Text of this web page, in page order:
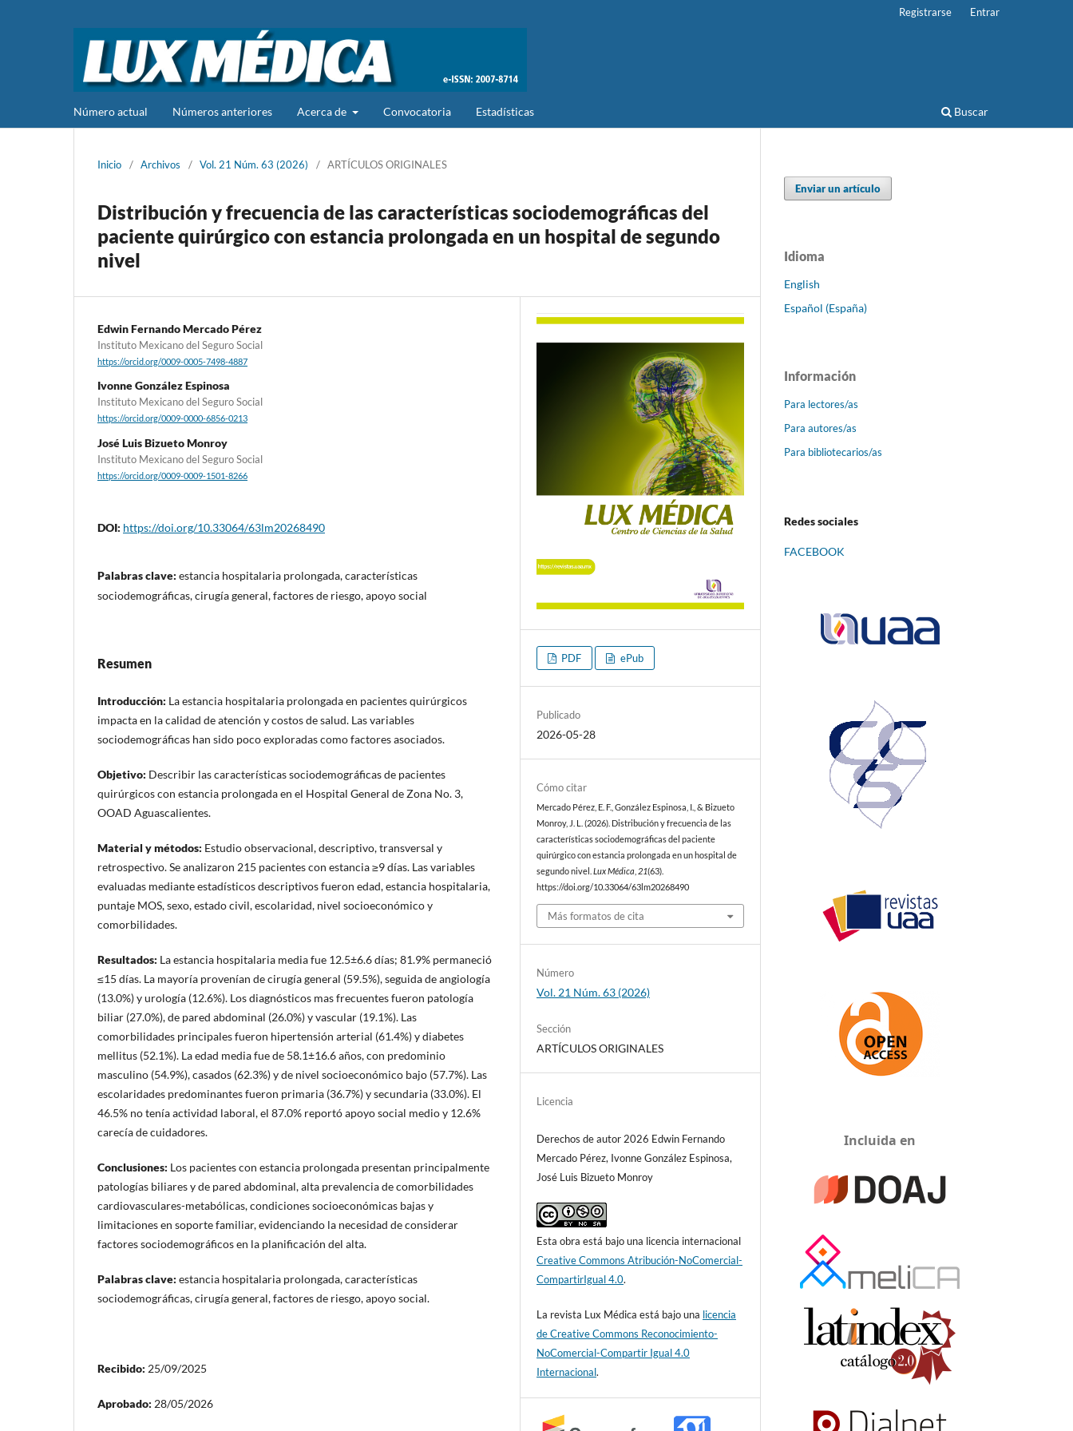
Número actual Números anteriores Acerca de Convocatoria Estadísticas Buscar
Registrarse Entrar
Inicio / Archivos / Vol. 21 Núm. 63 (2026) / ARTÍCULOS ORIGINALES
Distribución y frecuencia de las características sociodemográficas del
paciente quirúrgico con estancia prolongada en un hospital de segundo
nivel
Edwin Fernando Mercado Pérez
Instituto Mexicano del Seguro Social
https://orcid.org/0009-0005-7498-4887
Ivonne González Espinosa
Instituto Mexicano del Seguro Social
https://orcid.org/0009-0000-6856-0213
José Luis Bizueto Monroy
Instituto Mexicano del Seguro Social
https://orcid.org/0009-0009-1501-8266
DOI: https://doi.org/10.33064/63lm20268490
Palabras clave: estancia hospitalaria prolongada, características
sociodemográficas, cirugía general, factores de riesgo, apoyo social
Resumen
Introducción: La estancia hospitalaria prolongada en pacientes quirúrgicos
impacta en la calidad de atención y costos de salud. Las variables
sociodemográficas han sido poco exploradas como factores asociados.
Objetivo: Describir las características sociodemográficas de pacientes
quirúrgicos con estancia prolongada en el Hospital General de Zona No. 3,
OOAD Aguascalientes.
Material y métodos: Estudio observacional, descriptivo, transversal y
retrospectivo. Se analizaron 215 pacientes con estancia ≥9 días. Las variables
evaluadas mediante estadísticos descriptivos fueron edad, estancia hospitalaria,
puntaje MOS, sexo, estado civil, escolaridad, nivel socioeconómico y
comorbilidades.
Resultados: La estancia hospitalaria media fue 12.5±6.6 días; 81.9% permaneció
≤15 días. La mayoría provenían de cirugía general (59.5%), seguida de angiología
(13.0%) y urología (12.6%). Los diagnósticos mas frecuentes fueron patología
biliar (27.0%), de pared abdominal (26.0%) y vascular (19.1%). Las
comorbilidades principales fueron hipertensión arterial (61.4%) y diabetes
mellitus (52.1%). La edad media fue de 58.1±16.6 años, con predominio
masculino (54.9%), casados (62.3%) y de nivel socioeconómico bajo (57.7%). Las
escolaridades predominantes fueron primaria (36.7%) y secundaria (33.0%). El
46.5% no tenía actividad laboral, el 87.0% reportó apoyo social medio y 12.6%
carecía de cuidadores.
Conclusiones: Los pacientes con estancia prolongada presentan principalmente
patologías biliares y de pared abdominal, alta prevalencia de comorbilidades
cardiovasculares-metabólicas, condiciones socioeconómicas bajas y
limitaciones en soporte familiar, evidenciando la necesidad de considerar
factores sociodemográficos en la planificación del alta.
Palabras clave: estancia hospitalaria prolongada, características
sociodemográficas, cirugía general, factores de riesgo, apoyo social.
Recibido: 25/09/2025
Aprobado: 28/05/2026
PDF ePub
Publicado
2026-05-28
Cómo citar
Mercado Pérez, E. F., González Espinosa, I., & Bizueto
Monroy, J. L. (2026). Distribución y frecuencia de las
características sociodemográficas del paciente
quirúrgico con estancia prolongada en un hospital de
segundo nivel.Lux Médica 21(63).
https://doi.org/10.33064/63lm20268490
Más formatos de cita
Número
Vol. 21 Núm. 63 (2026)
Sección
ARTÍCULOS ORIGINALES
Licencia
Derechos de autor 2026 Edwin Fernando
Mercado Pérez, Ivonne González Espinosa,
José Luis Bizueto Monroy
Esta obra está bajo una licencia internacional
Creative Commons Atribución-NoComercial-
CompartirIgual 4.0.
La revista Lux Médica está bajo una licencia
de Creative Commons Reconocimiento-
NoComercial-Compartir Igual 4.0
Internacional.
Enviar un artículo
Idioma
English
Español (España)
Información
Para lectores/as
Para autores/as
Para bibliotecarios/as
Redes sociales
FACEBOOK
Incluida en